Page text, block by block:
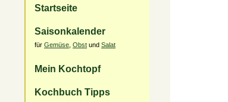
Startseite
Saisonkalender
für Gemüse Obst und Salat
Mein Kochtopf
Kochbuch Tipps